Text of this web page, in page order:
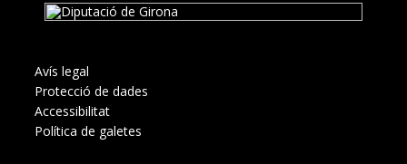
Avís legal
Protecció de dades
Accessibilitat
Política de galetes